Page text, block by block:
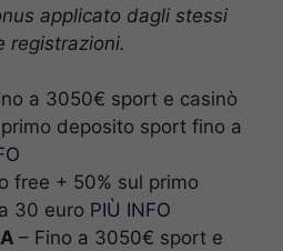
applicato dagli stessi
registrazioni.
a 3050€ sport e casinò
deposito sport fino a
free + 50% sul primo
30 euro PIÙ INFO
– Fino a 3050€ sport e